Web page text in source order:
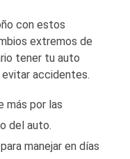
con estos
extremos de
tener tu auto
evitar accidentes.
más por las
del auto.
manejar en días